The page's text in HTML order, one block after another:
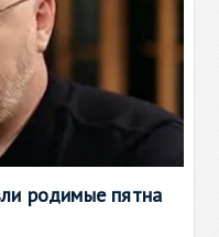
родимые пятна